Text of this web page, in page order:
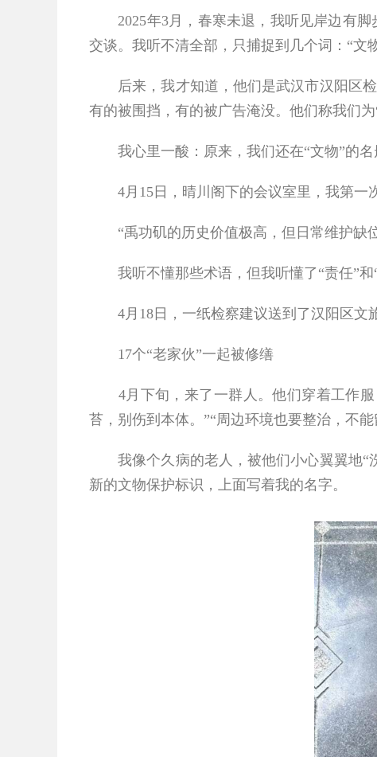
2025年3月，春寒未退，我听见岸边有
交谈。我听不清全部，只捕捉到几个词：“文物
后来，我才知道，他们是武汉市汉阳区检
有的被围挡，有的被广告淹没。他们称我们为
我心里一酸：原来，我们还在“文物”的名
4月 15 日，晴川阁下的会议室里，我第一
“禹功矶的历史价值极高，但日常维护缺位
我听不懂那些术语，但我听懂了“责任”和
4月 18 日，一纸检察建议送到了汉阳区文
17个“老家伙”一起被修缮
4月下旬，来了一群人。他们穿着工作
苔，别伤到本体。”“周边环境也要整治，不能
我像个久病的老人，被他们小心翼翼地“
新的文物保护标识，上面写着我的名字。